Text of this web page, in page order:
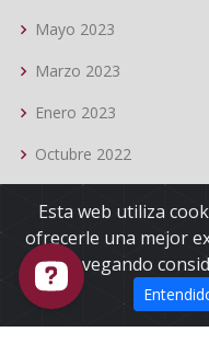
Mayo 2023
Marzo 2023
Enero 2023
Octubre 2022
©
Esta web utiliza
ofrecerle una mejor
navegando